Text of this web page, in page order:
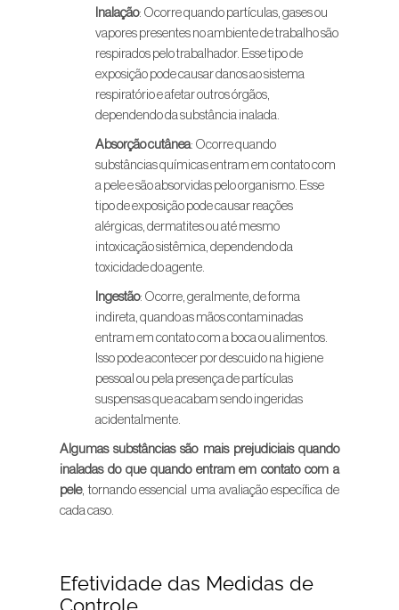
Inalação: Ocorre quando partículas, gases ou
vapores presentes no ambiente de trabalho são
respirados pelo trabalhador. Esse tipo de
exposição pode causar danos ao sistema
respiratório e afetar outros órgãos,
dependendo da substância inalada.
Absorção cutânea: Ocorre quando
substâncias químicas entram em contato com
a pele e são absorvidas pelo organismo. Esse
tipo de exposição pode causar reações
alérgicas, dermatites ou até mesmo
intoxicação sistêmica, dependendo da
toxicidade do agente.
Ingestão: Ocorre, geralmente, de forma
indireta, quando as mãos contaminadas
entram em contato com a boca ou alimentos.
Isso pode acontecer por descuido na higiene
pessoal ou pela presença de partículas
suspensas que acabam sendo ingeridas
acidentalmente.
Algumas substâncias são mais prejudiciais quando
inaladas do que quando entram em contato com a
pele, tornando essencial uma avaliação específica de
cada caso.
Efetividade das Medidas de